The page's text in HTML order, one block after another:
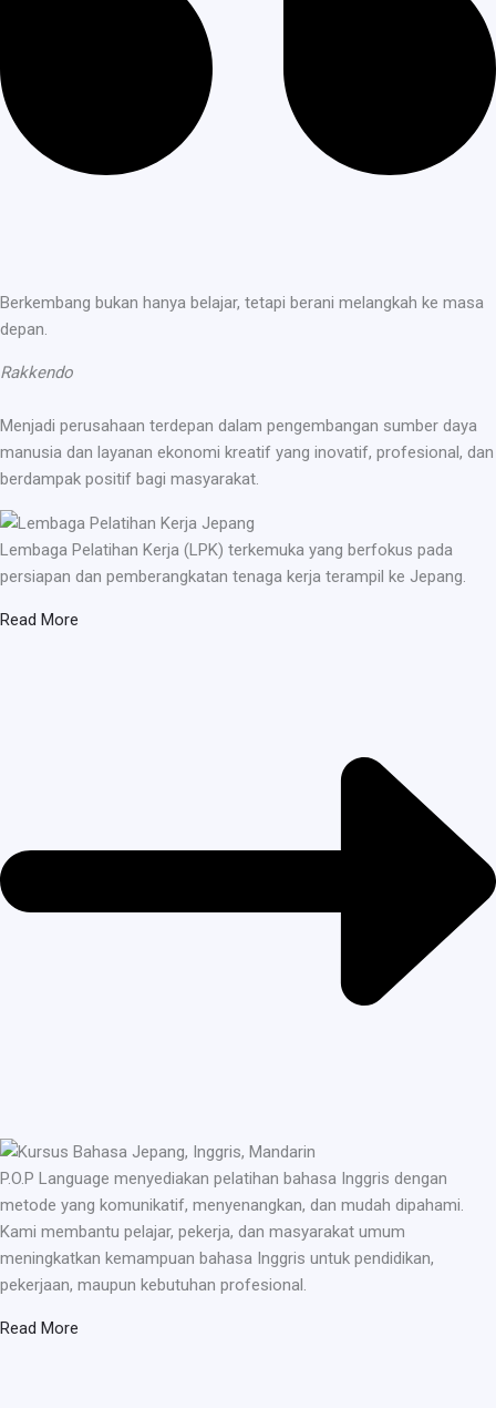
Berkembang bukan hanya belajar, tetapi berani melangkah ke masa
depan.
Rakkendo
Menjadi perusahaan terdepan dalam pengembangan sumber daya
manusia dan layanan ekonomi kreatif yang inovatif, profesional, dan
berdampak positif bagi masyarakat.
Lembaga Pelatihan Kerja (LPK) terkemuka yang berfokus pada
persiapan dan pemberangkatan tenaga kerja terampil ke Jepang.
Read More
P.O.P Language menyediakan pelatihan bahasa Inggris dengan
metode yang komunikatif, menyenangkan, dan mudah dipahami.
Kami membantu pelajar, pekerja, dan masyarakat umum
meningkatkan kemampuan bahasa Inggris untuk pendidikan,
pekerjaan, maupun kebutuhan profesional.
Read More